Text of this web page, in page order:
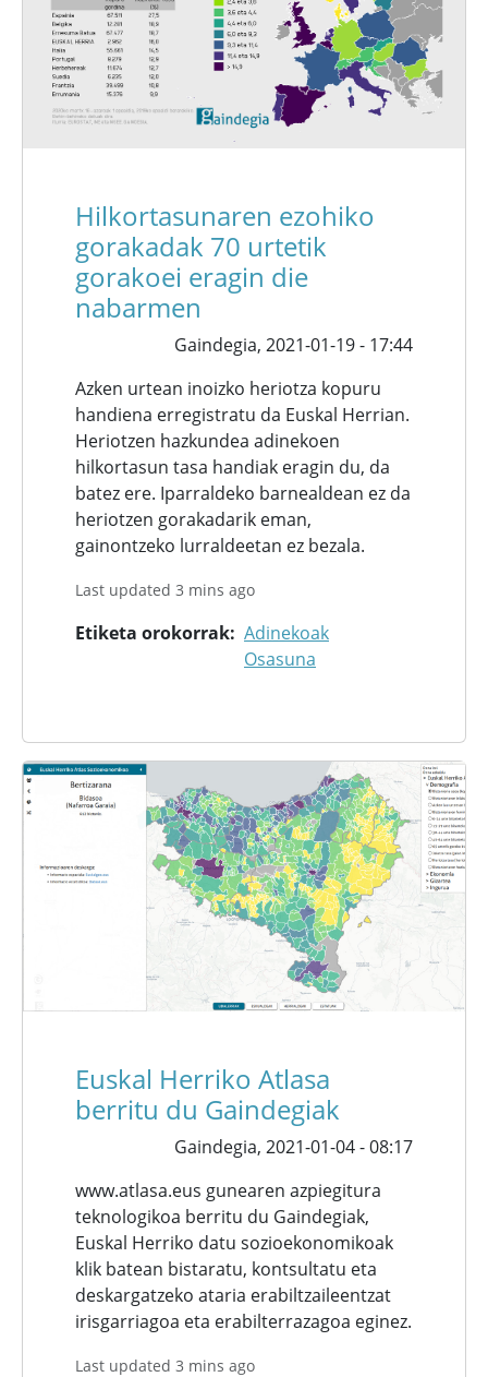
Hilkortasunaren ezohiko
gorakadak 70 urtetik
gorakoei eragin die
nabarmen
Gaindegia, 2021-01-19 - 17:44
Azken urtean inoizko heriotza kopuru
handiena erregistratu da Euskal Herrian.
Heriotzen hazkundea adinekoen
hilkortasun tasa handiak eragin du, da
batez ere. Iparraldeko barnealdean ez da
heriotzen gorakadarik eman,
gainontzeko lurraldeetan ez bezala.
Last updated 3 mins ago
Etiketa orokorrak Adinekoak
Osasuna
Euskal Herriko Atlasa
berritu du Gaindegiak
Gaindegia, 2021-01-04 - 08:17
www.atlasa.eus gunearen azpiegitura
teknologikoa berritu du Gaindegiak,
Euskal Herriko datu sozioekonomikoak
klik batean bistaratu, kontsultatu eta
deskargatzeko ataria erabiltzaileentzat
irisgarriagoa eta erabilterrazagoa eginez.
Last updated 3 mins ago